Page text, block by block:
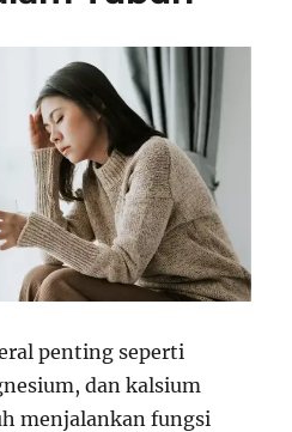
penting seperti
dan kalsium
menjalankan fungsi